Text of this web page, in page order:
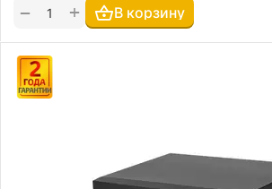
+
− В корзину